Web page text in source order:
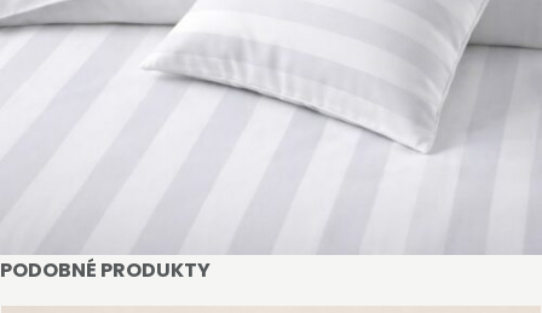
PODOBNÉ PRODUKTY
vašeho zařízení.